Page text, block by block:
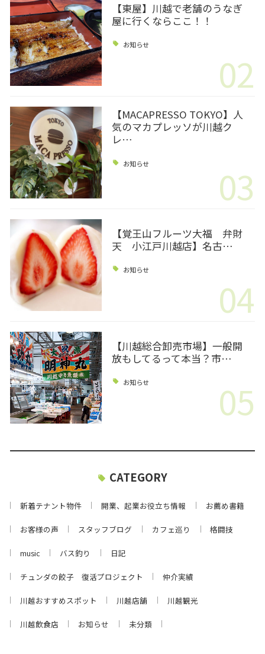
【東屋】川越で老舗のうなぎ
屋に行くならここ！！
お知らせ
02
【MACAPRESSO TOKYO】人
気のマカプレッソが川越ク
レ…
お知らせ 03
【覚王山フルーツ大福 弁財
天 小江戸川越店】名古…
お知らせ
04
【川越総合卸売市場】一般開
放もしてるって本当？市…
お知らせ 05
CATEGORY
新着テナント物件 開業、起業お役立ち情報 お薦め書籍
お客様の声 スタッフブログ カフェ巡り 格闘技
music バス釣り 日記
チュンダの餃子 復活プロジェクト 仲介実績
川越おすすめスポット 川越店舗 川越観光
川越飲食店 お知らせ 未分類